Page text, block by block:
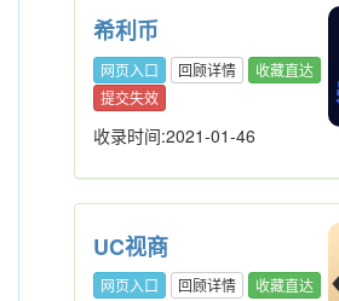
希利币
网页入口 回顾详情
收藏直达
提交失效
收录时间:2021-01-46
UC视商
网页入口 回顾详情
收藏直达